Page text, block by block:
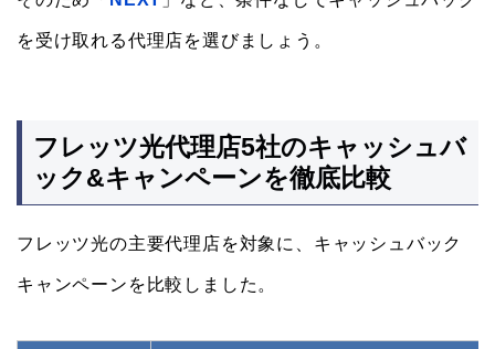
を受け取れる代理店を選びましょう。
フレッツ光代理店5社のキャッシュバ
ック&キャンペーンを徹底比較
フレッツ光の主要代理店を対象に、キャッシュバック
キャンペーンを比較しました。